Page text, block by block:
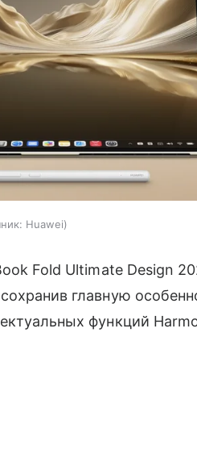
Huawei
Fold Ultimate Design
главную
функций